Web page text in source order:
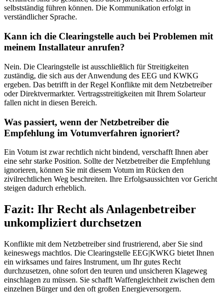
selbstständig führen können. Die Kommunikation erfolgt in
verständlicher Sprache.
Kann ich die Clearingstelle auch bei Problemen mit
meinem Installateur anrufen?
Nein. Die Clearingstelle ist ausschließlich für Streitigkeiten
zuständig, die sich aus der Anwendung des EEG und KWKG
ergeben. Das betrifft in der Regel Konflikte mit dem Netzbetreiber
oder Direktvermarkter. Vertragsstreitigkeiten mit Ihrem Solarteur
fallen nicht in diesen Bereich.
Was passiert, wenn der Netzbetreiber die
Empfehlung im Votumverfahren ignoriert?
Ein Votum ist zwar rechtlich nicht bindend, verschafft Ihnen aber
eine sehr starke Position. Sollte der Netzbetreiber die Empfehlung
ignorieren, können Sie mit diesem Votum im Rücken den
zivilrechtlichen Weg beschreiten. Ihre Erfolgsaussichten vor Gericht
steigen dadurch erheblich.
Fazit: Ihr Recht als Anlagenbetreiber
unkompliziert durchsetzen
Konflikte mit dem Netzbetreiber sind frustrierend, aber Sie sind
keineswegs machtlos. Die Clearingstelle EEG|KWKG bietet Ihnen
ein wirksames und faires Instrument, um Ihr gutes Recht
durchzusetzen, ohne sofort den teuren und unsicheren Klageweg
einschlagen zu müssen. Sie schafft Waffengleichheit zwischen dem
einzelnen Bürger und den oft großen Energieversorgern.